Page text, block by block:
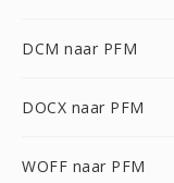
DCM naar PFM
DOCX naar PFM
WOFF naar PFM